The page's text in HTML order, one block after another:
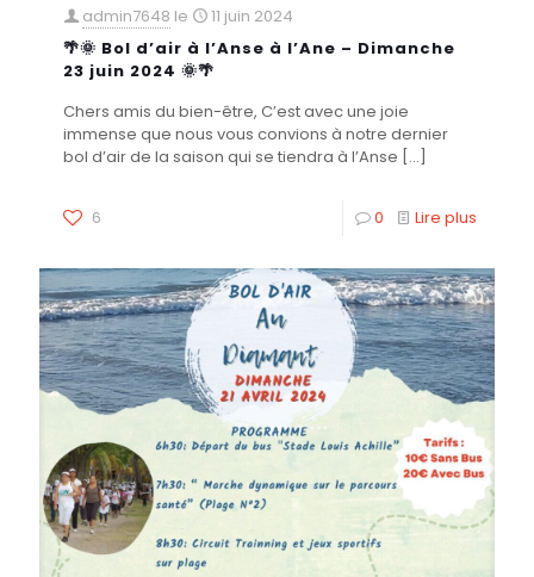
admin7648 le
11 juin 2024
🌴🌞 Bol d’air à l’Anse à l’Ane – Dimanche
23 juin 2024 🌞🌴
Chers amis du bien-être, C’est avec une joie
immense que nous vous convions à notre dernier
bol d’air de la saison qui se tiendra à l’Anse […]
6 0 Lire plus